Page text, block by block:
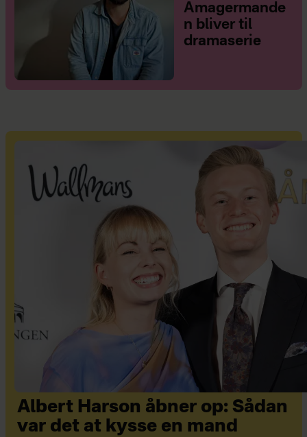
Amagermande
n bliver til
dramaserie
Albert Harson åbner op: Sådan
var det at kysse en mand